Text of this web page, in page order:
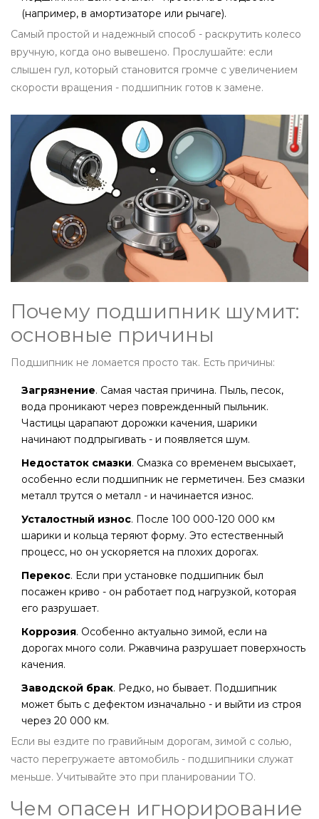
(например, в амортизаторе или рычаге).
Самый простой и надежный способ - раскрутить колесо
вручную, когда оно вывешено. Прослушайте: если
слышен гул, который становится громче с увеличением
скорости вращения - подшипник готов к замене.
Почему подшипник шумит:
основные причины
Подшипник не ломается просто так. Есть причины:
Загрязнение. Самая частая причина. Пыль, песок,
вода проникают через поврежденный пыльник.
Частицы царапают дорожки качения, шарики
начинают подпрыгивать - и появляется шум.
Недостаток смазки. Смазка со временем высыхает,
особенно если подшипник не герметичен. Без смазки
металл трутся о металл - и начинается износ.
Усталостный износ. После 100 000-120 000 км
шарики и кольца теряют форму. Это естественный
процесс, но он ускоряется на плохих дорогах.
Перекос. Если при установке подшипник был
посажен криво - он работает под нагрузкой, которая
его разрушает.
Коррозия. Особенно актуально зимой, если на
дорогах много соли. Ржавчина разрушает поверхность
качения.
Заводской брак. Редко, но бывает. Подшипник
может быть с дефектом изначально - и выйти из строя
через 20 000 км.
Если вы ездите по гравийным дорогам, зимой с солью,
часто перегружаете автомобиль - подшипники служат
меньше. Учитывайте это при планировании ТО.
Чем опасен игнорирование